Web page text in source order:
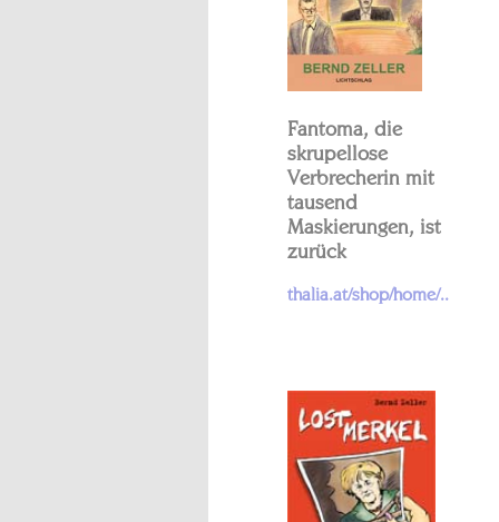
Fantoma, die
skrupellose
Verbrecherin mit
tausend
Maskierungen, ist
zurück
thalia.at/shop/home/..